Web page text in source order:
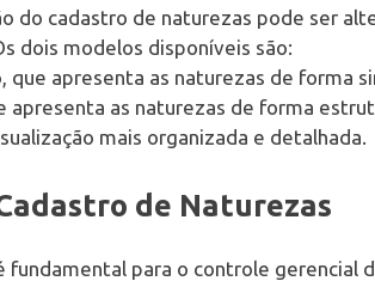
do cadastro de naturezas pode ser
dois modelos disponíveis são:
que apresenta as naturezas de forma
apresenta as naturezas de forma
mais organizada e detalhada.
de Naturezas
fundamental para o controle gerencial